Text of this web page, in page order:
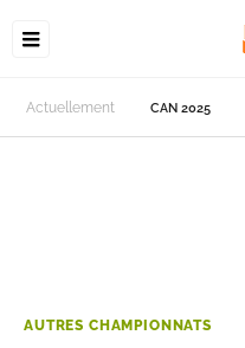
Actuellement CAN 2025
AUTRES CHAMPIONNATS